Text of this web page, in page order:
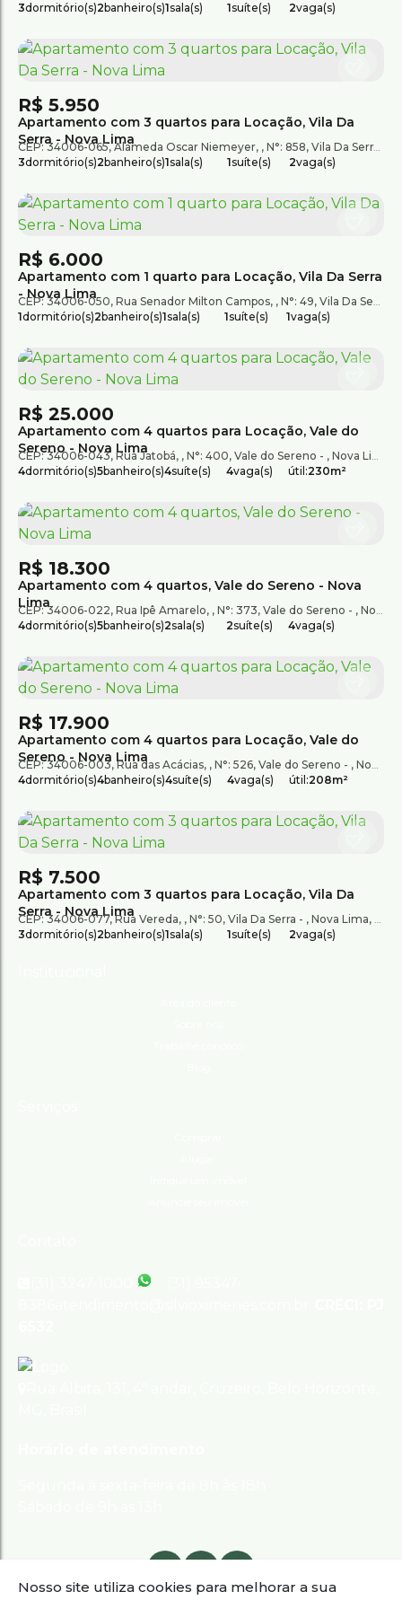
Nosso site utiliza cookies para melhorar a sua
3dormitório(s)2banheiro(s)1sala(s) 1suíte(s) 2vaga(s)
Apartamento com 3 quartos para Locação, Vila Da
Serra - Nova Lima
R$ 5.950
CEP: 34006-065,Alameda Oscar Niemeyer , N°: 858, Vila Da Serra
3dormitório(s)2banheiro(s)1sala(s) 1suíte(s) 2vaga(s)
Apartamento com 1 quarto para Locação, Vila Da Serra
- Nova Lima
R$ 6.000
CEP: 34006-050, Rua Senador Milton Campos , N°: 49, Vila Da Serra
1dormitório(s)2banheiro(s)1sala(s) 1suíte(s) 1vaga(s)
Apartamento com 4 quartos para Locação, Vale do
Sereno - Nova Lima
R$ 25.000
CEP: 34006-043, Rua Jatobá , N°: 400, Vale do Sereno , Nova Lima
4dormitório(s)5banheiro(s)4suíte(s) 4vaga(s) útil:230m²
Apartamento com 4 quartos, Vale do Sereno - Nova
Lima
R$ 18.300
CEP: 34006-022, Rua Ipê Amarelo , N°: 373, Vale do Sereno , Nova Lima
4dormitório(s)5banheiro(s)2sala(s) 2suíte(s) 4vaga(s)
Apartamento com 4 quartos para Locação, Vale do
Sereno - Nova Lima
R$ 17.900
CEP: 34006-003, Rua das Acácias , N°: 526, Vale do Sereno , Nova Lima
4dormitório(s)4banheiro(s)4suíte(s) 4vaga(s) útil:208m²
Apartamento com 3 quartos para Locação, Vila Da
Serra - Nova Lima
R$ 7.500
CEP: 34006-077,Rua Vereda , N°: 50, Vila Da Serra , Nova Lima,
3dormitório(s)2banheiro(s)1sala(s) 1suíte(s) 2vaga(s)